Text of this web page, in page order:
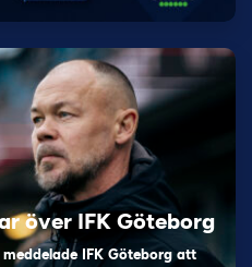
över IFK Göteborg
IFK Göteborg att